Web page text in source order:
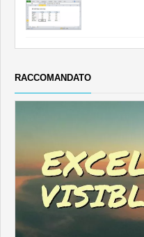
RACCOMANDATO